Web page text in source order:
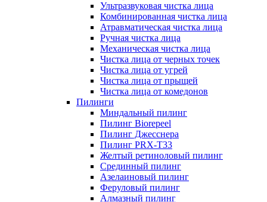
Ультразвуковая чистка лица
Комбинированная чистка лица
Атравматическая чистка лица
Ручная чистка лица
Механическая чистка лица
Чистка лица от черных точек
Чистка лица от угрей
Чистка лица от прыщей
Чистка лица от комедонов
Пилинги
Миндальный пилинг
Пилинг Biorepeel
Пилинг Джесснера
Пилинг PRX-T33
Желтый ретиноловый пилинг
Срединный пилинг
Азелаиновый пилинг
Феруловый пилинг
Алмазный пилинг